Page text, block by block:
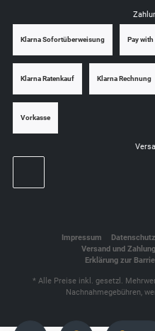
Klarna Sofortüberweisung Pay with
Klarna Ratenkauf Klarna Rechnung
Vorkasse
Impressum Datenschutz
Versand und Zahlung
Erklärung zur
* Alle Preise inkl. gesetzl.
Nachnahmegebühren,